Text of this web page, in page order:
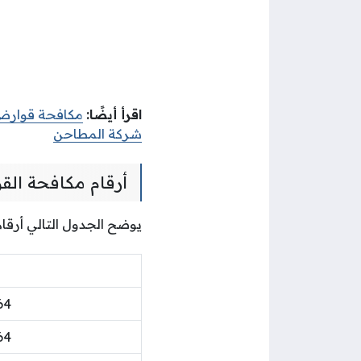
اقرأ أيضًا: مكافحة
شركة المطاحن
أرقام مكافحة
يوضح الجدول التالي